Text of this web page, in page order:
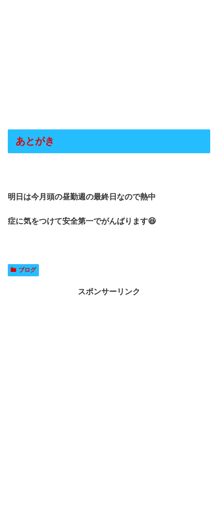
あとがき
明日は今月頭の昼勤週の最終日なので熱中
症に気をつけて安全第一でがんばります😆
ブログ
スポンサーリンク